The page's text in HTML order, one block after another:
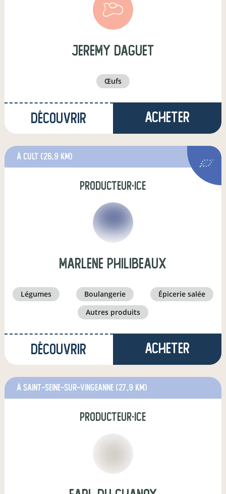
jeremy daguet
œufs
Découvrir Acheter
à Cult (26,9 km)
producteur·ice
marlene philibeaux
légumes boulangerie
épicerie salée
autres produits
Découvrir Acheter
à Saint-Seine-sur-Vingeanne (27,9 km)
producteur·ice